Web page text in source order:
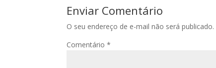
Enviar Comentário
O seu endereço de e-mail não será publicado.
Comentário*